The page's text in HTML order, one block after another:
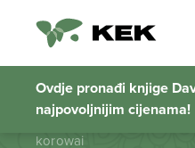
Ovdje pronađi knjige
najpovoljnijim cijenama!
korowai
Početna stranica
korowai